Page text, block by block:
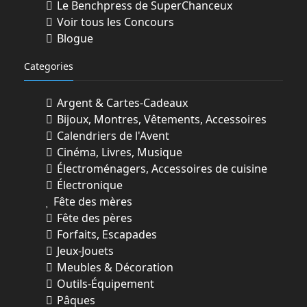
parties liées au concours») et qui (2) sont
titulaires d'un permis de conduire valide et
en règle.
3. COMMENT S'INSCRIRE
AUCUNE OBLIGATION D'ACHAT.
Pour participer au concours, vous devez
remplir et soumettre le formulaire officiel
de participation au concours (le «
formulaire de participation ») pendant la
période du concours. Il y a deux (2)
manières d'accéder au formulaire de
participation au concours pour s'y inscrire
1. en accédant à l'un (1) des sites Web du
concours suivants :
Le Benchpress de SuperChanceux
Voir tous les Concours
Blogue
Categories
Argent & Cartes-Cadeaux
Bijoux, Montres, Vêtements, Accessoires
Calendriers de l'Avent
Cinéma, Livres, Musique
Électroménagers, Accessoires de cuisine
Électronique
Fête des mères
Fête des pères
Forfaits, Escapades
Jeux-Jouets
Meubles & Décoration
Outils-Équipement
Pâques